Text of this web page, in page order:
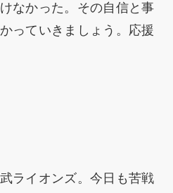
なかった。その自信と事
っていきましょう。応援
ライオンズ。今日も苦戦